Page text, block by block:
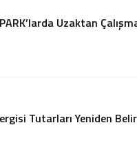
Uzaktan
Tutarları Yeniden